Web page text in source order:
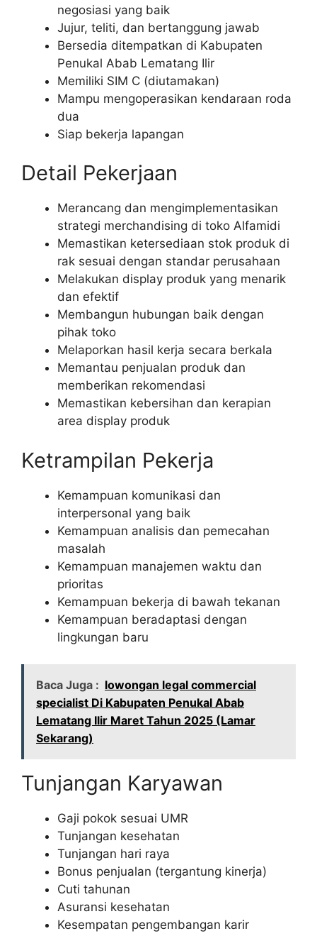
negosiasi yang baik
Jujur, teliti, dan bertanggung jawab
Bersedia ditempatkan di Kabupaten
Penukal Abab Lematang Ilir
Memiliki SIM C (diutamakan)
Mampu mengoperasikan kendaraan roda
dua
Siap bekerja lapangan
Detail Pekerjaan
Merancang dan mengimplementasikan
strategi merchandising di toko Alfamidi
Memastikan ketersediaan stok produk di
rak sesuai dengan standar perusahaan
Melakukan display produk yang menarik
dan efektif
Membangun hubungan baik dengan
pihak toko
Melaporkan hasil kerja secara berkala
Memantau penjualan produk dan
memberikan rekomendasi
Memastikan kebersihan dan kerapian
area display produk
Ketrampilan Pekerja
Kemampuan komunikasi dan
interpersonal yang baik
Kemampuan analisis dan pemecahan
masalah
Kemampuan manajemen waktu dan
prioritas
Kemampuan bekerja di bawah tekanan
Kemampuan beradaptasi dengan
lingkungan baru
Baca Juga : lowongan legal commercial
specialist Di Kabupaten Penukal Abab
Lematang Ilir Maret Tahun 2025 (Lamar
Sekarang)
Tunjangan Karyawan
Gaji pokok sesuai UMR
Tunjangan kesehatan
Tunjangan hari raya
Bonus penjualan (tergantung kinerja)
Cuti tahunan
Asuransi kesehatan
Kesempatan pengembangan karir